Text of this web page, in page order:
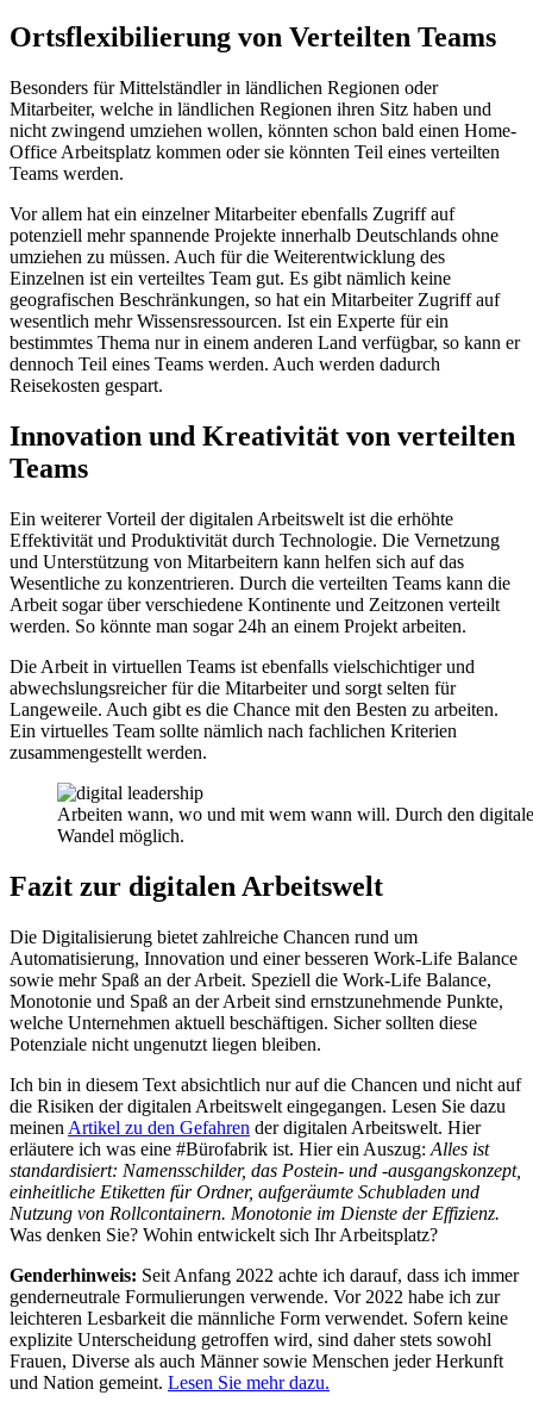
Ortsflexibilierung von Verteilten Teams
Besonders für Mittelständler in ländlichen Regionen oder
Mitarbeiter, welche in ländlichen Regionen ihren Sitz haben und
nicht zwingend umziehen wollen, könnten schon bald einen Home-
Office Arbeitsplatz kommen oder sie könnten Teil eines verteilten
Teams werden.
Vor allem hat ein einzelner Mitarbeiter ebenfalls Zugriff auf
potenziell mehr spannende Projekte innerhalb Deutschlands ohne
umziehen zu müssen. Auch für die Weiterentwicklung des
Einzelnen ist ein verteiltes Team gut. Es gibt nämlich keine
geografischen Beschränkungen, so hat ein Mitarbeiter Zugriff auf
wesentlich mehr Wissensressourcen. Ist ein Experte für ein
bestimmtes Thema nur in einem anderen Land verfügbar, so kann er
dennoch Teil eines Teams werden. Auch werden dadurch
Reisekosten gespart.
Innovation und Kreativität von verteilten
Teams
Ein weiterer Vorteil der digitalen Arbeitswelt ist die erhöhte
Effektivität und Produktivität durch Technologie. Die Vernetzung
und Unterstützung von Mitarbeitern kann helfen sich auf das
Wesentliche zu konzentrieren. Durch die verteilten Teams kann die
Arbeit sogar über verschiedene Kontinente und Zeitzonen verteilt
werden. So könnte man sogar 24h an einem Projekt arbeiten.
Die Arbeit in virtuellen Teams ist ebenfalls vielschichtiger und
abwechslungsreicher für die Mitarbeiter und sorgt selten für
Langeweile. Auch gibt es die Chance mit den Besten zu arbeiten.
Ein virtuelles Team sollte nämlich nach fachlichen Kriterien
zusammengestellt werden.
Arbeiten wann, wo und mit wem wann will. Durch den
Wandel möglich.
Fazit zur digitalen Arbeitswelt
Die Digitalisierung bietet zahlreiche Chancen rund um
Automatisierung, Innovation und einer besseren Work-Life Balance
sowie mehr Spaß an der Arbeit. Speziell die Work-Life Balance,
Monotonie und Spaß an der Arbeit sind ernstzunehmende Punkte,
welche Unternehmen aktuell beschäftigen. Sicher sollten diese
Potenziale nicht ungenutzt liegen bleiben.
Ich bin in diesem Text absichtlich nur auf die Chancen und nicht auf
die Risiken der digitalen Arbeitswelt eingegangen. Lesen Sie dazu
meinen Artikel zu den Gefahren der digitalen Arbeitswelt. Hier
erläutere ich was eine #Bürofabrik ist. Hier ein Auszug: Alles ist
standardisiert: Namensschilder, das Postein- und -ausgangskonzept,
einheitliche Etiketten für Ordner, aufgeräumte Schubladen und
Nutzung von Rollcontainern. Monotonie im Dienste der Effizienz.
Was denken Sie? Wohin entwickelt sich Ihr Arbeitsplatz?
Genderhinweis: Seit Anfang 2022 achte ich darauf, dass ich immer
genderneutrale Formulierungen verwende. Vor 2022 habe ich zur
leichteren Lesbarkeit die männliche Form verwendet. Sofern keine
explizite Unterscheidung getroffen wird, sind daher stets sowohl
Frauen, Diverse als auch Männer sowie Menschen jeder Herkunft
und Nation gemeint. Lesen Sie mehr dazu.